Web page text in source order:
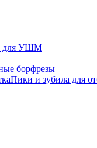
для УШМ
борфрезы
Пики и зубила для